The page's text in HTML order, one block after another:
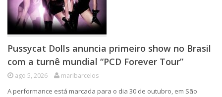
Pussycat Dolls anuncia primeiro show no Brasil
com a turnê mundial “PCD Forever Tour”
ago 5, 2026 maribarcelos
A performance está marcada para o dia 30 de outubro, em São